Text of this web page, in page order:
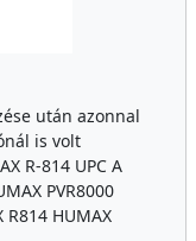
után azonnal
is volt
R-814 UPC A
PVR8000
R814 HUMAX